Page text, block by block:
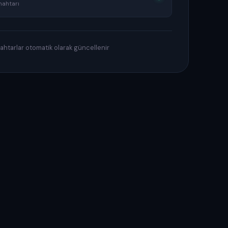
otomatik olarak güncellenir